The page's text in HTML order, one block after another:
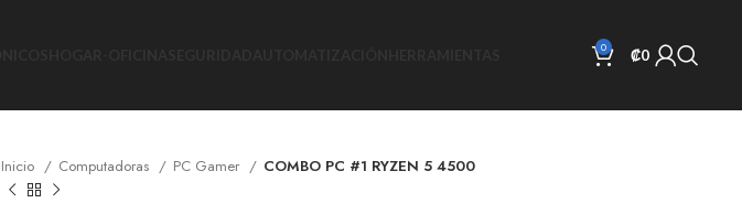
0 ₡0
Inicio Computadoras PC Gamer COMBO PC #1 RYZEN 5 4500